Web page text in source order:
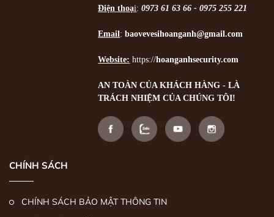
Điện thoại:0973 61 63 66 - 0975 255 221
Email :baovevesihoanganh@gmail.com
Website: https://hoanganhsecurity.com
AN TOÀN CỦA KHÁCH HÀNG - LÀ
TRÁCH NHIỆM CỦA CHÚNG TÔI!
CHÍNH SÁCH
CHÍNH SÁCH BẢO MẬT THÔNG TIN